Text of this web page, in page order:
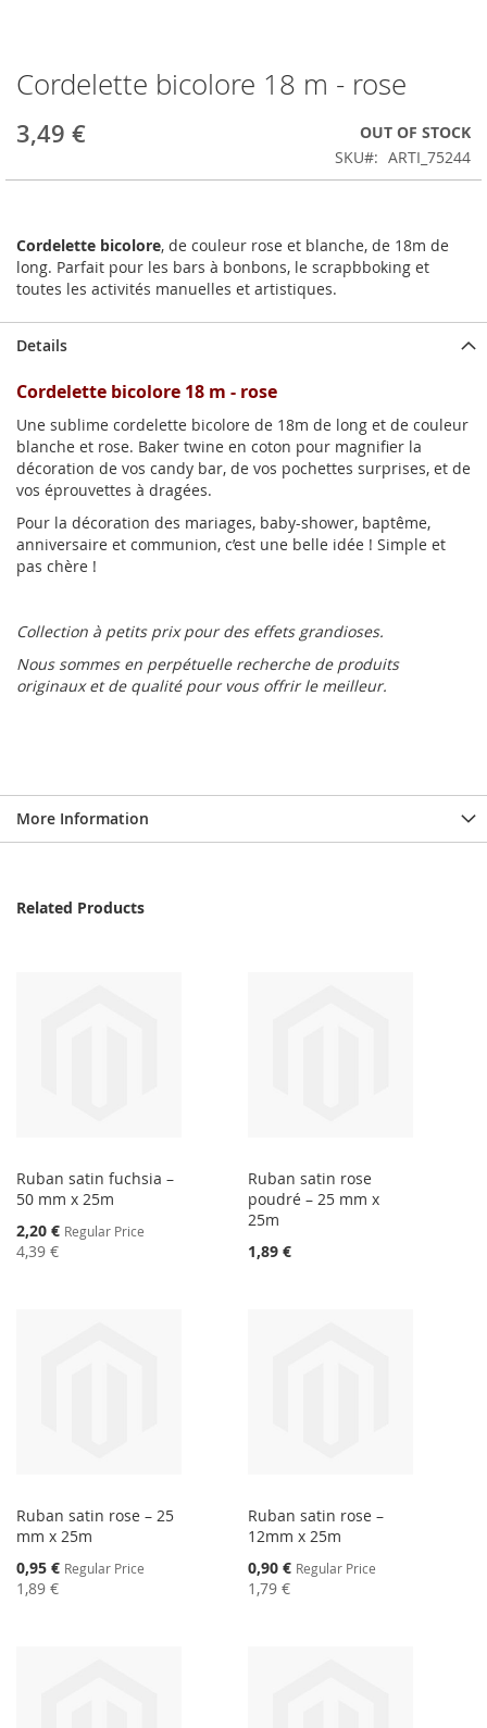
Skip
to
the
beginning
Cordelette bicolore 18 m - rose
3,49 €
OUT OF STOCK
SKU
ARTI_75244
Cordelette bicolore, de couleur rose et blanche, de 18m de
long. Parfait pour les bars à bonbons, le scrapbboking et
toutes les activités manuelles et artistiques.
Details
Cordelette bicolore 18 m - rose
Une sublime cordelette bicolore de 18m de long et de couleur
blanche et rose. Baker twine en coton pour magnifier la
décoration de vos candy bar, de vos pochettes surprises, et de
vos éprouvettes à dragées.
Pour la décoration des mariages, baby-shower, baptême,
anniversaire et communion, c’est une belle idée ! Simple et
pas chère !
Collection à petits prix pour des effets grandioses.
Nous sommes en perpétuelle recherche de produits
originaux et de qualité pour vous offrir le meilleur.
More Information
Related Products
Ruban satin fuchsia –
50 mm x 25m
Special
Price
2,20 € Regular Price
4,39 €
Ruban satin rose
poudré – 25 mm x
25m
1,89 €
Ruban satin rose – 25
mm x 25m
Special
Price
0,95 € Regular Price
1,89 €
Ruban satin rose –
12mm x 25m
Special
Price
0,90 € Regular Price
1,79 €